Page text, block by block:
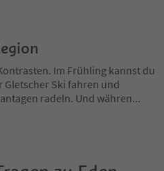
Im Frühling kannst du
Gletscher Ski fahren und
radeln. Und währen...